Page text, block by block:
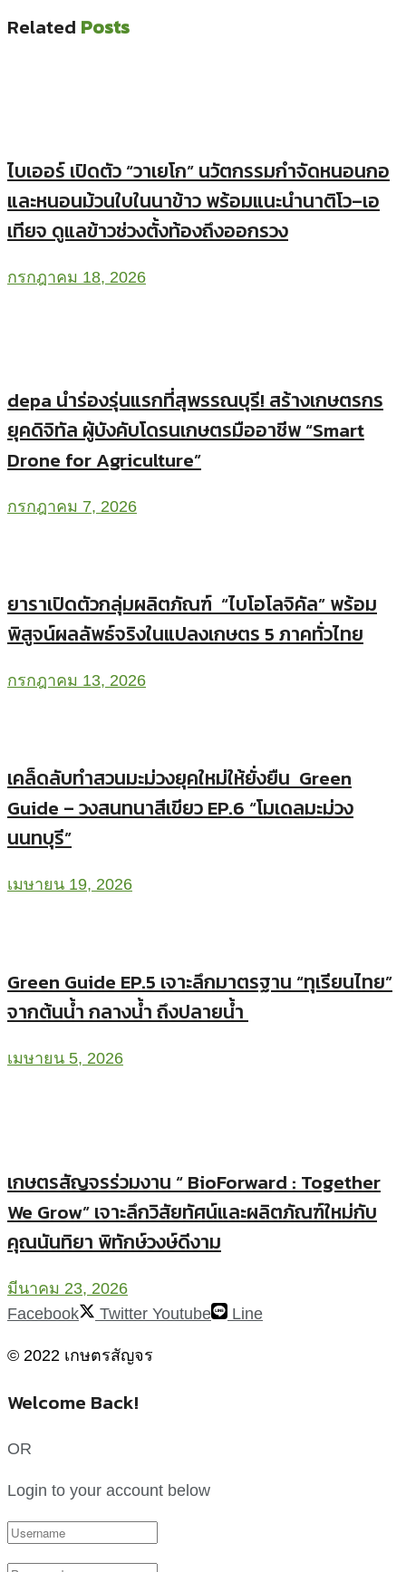
Related Posts
ไบเออร์ เปิดตัว “วาเยโก” นวัตกรรมกำจัดหนอนกอ
และหนอนม้วนใบในนาข้าว พร้อมแนะนำนาติโว–เอ
เทียจ ดูแลข้าวช่วงตั้งท้องถึงออกรวง
กรกฎาคม 18, 2026
depa นำร่องรุ่นแรกที่สุพรรณบุรี! สร้างเกษตรกร
ยุคดิจิทัล ผู้บังคับโดรนเกษตรมืออาชีพ “Smart
Drone for Agriculture”
กรกฎาคม 7, 2026
ยาราเปิดตัวกลุ่มผลิตภัณฑ์ “ไบโอโลจิคัล” พร้อม
พิสูจน์ผลลัพธ์จริงในแปลงเกษตร 5 ภาคทั่วไทย
กรกฎาคม 13, 2026
เคล็ดลับทำสวนมะม่วงยุคใหม่ให้ยั่งยืน Green
Guide – วงสนทนาสีเขียว EP.6 “โมเดลมะม่วง
นนทบุรี”
เมษายน 19, 2026
Green Guide EP.5 เจาะลึกมาตรฐาน “ทุเรียนไทย”
จากต้นน้ำ กลางน้ำ ถึงปลายน้ำ
เมษายน 5, 2026
เกษตรสัญจรร่วมงาน “ BioForward : Together
We Grow” เจาะลึกวิสัยทัศน์และผลิตภัณฑ์ใหม่กับ
คุณนันทิยา พิทักษ์วงษ์ดีงาม
มีนาคม 23, 2026
Facebook
Twitter Youtube Line
© 2022 เกษตรสัญจร
Welcome Back!
OR
Login to your account below